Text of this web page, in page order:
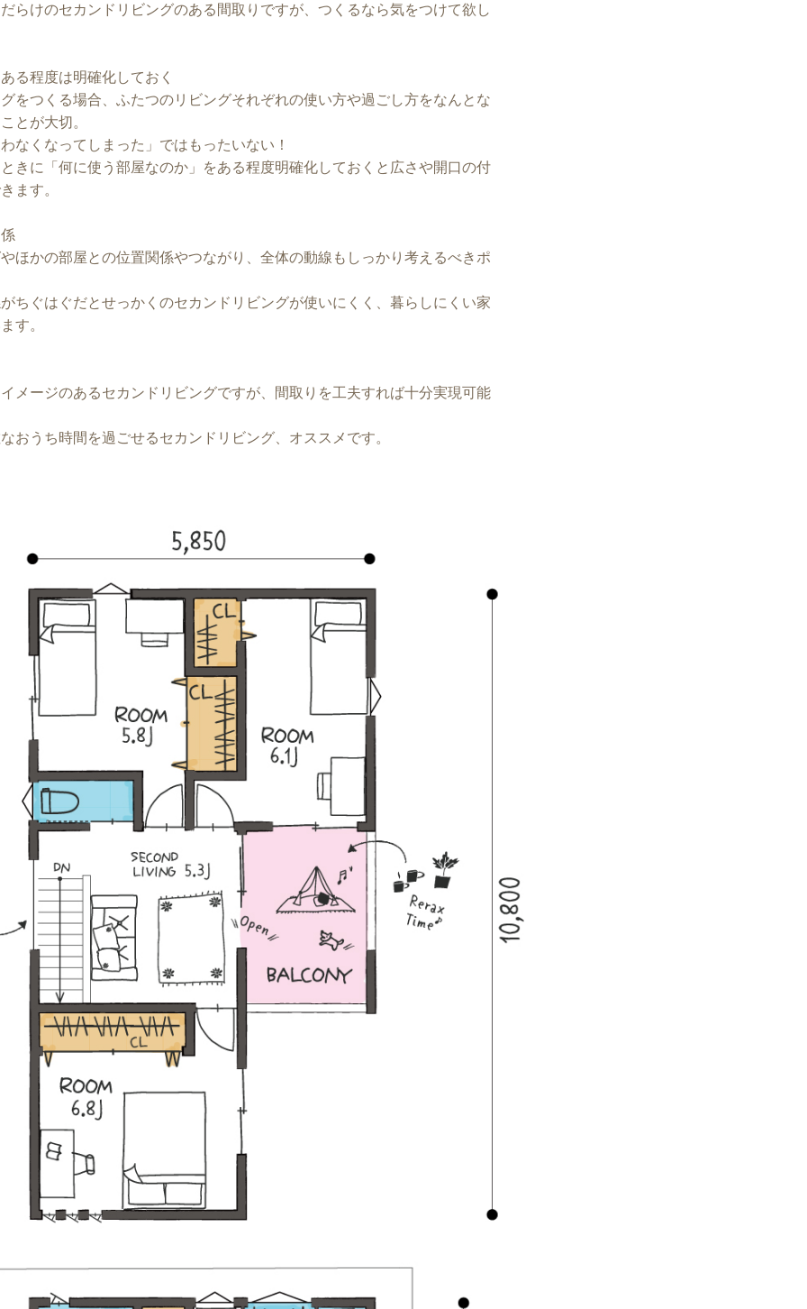
らけのセカンドリビングのある間取りですが、つくるなら気をつけて欲し
る程度は明確化しておく
をつくる場合、ふたつのリビングそれぞれの使い方や過ごし方をなんとな
とが大切。
なくなってしまった」ではもったいない！
きに「何に使う部屋なのか」をある程度明確化しておくと広さや開口の付
ます。
ほかの部屋との位置関係やつながり、全体の動線もしっかり考えるべきポ
ちぐはぐだとせっかくのセカンドリビングが使いにくく、暮らしにくい家
す。
メージのあるセカンドリビングですが、間取りを工夫すれば十分実現可能
おうち時間を過ごせるセカンドリビング、オススメです。